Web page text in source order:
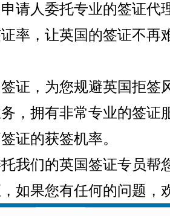
请人委托专业的签证代
率，让英国的签证不再
证，为您规避英国拒签
，拥有非常专业的签证
证的获签机率。
我们的英国签证专员帮
如果您有任何的问题，